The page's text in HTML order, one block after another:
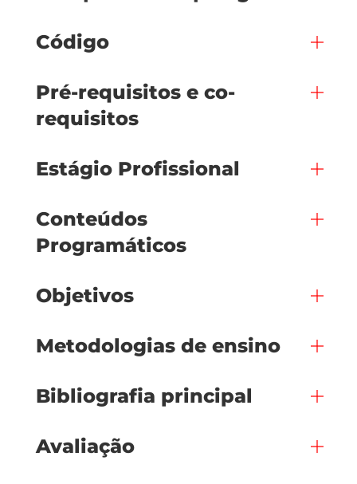
Código
Pré-requisitos e co-
requisitos
Estágio Profissional
Conteúdos
Programáticos
Objetivos
Metodologias de ensino
Bibliografia principal
Avaliação